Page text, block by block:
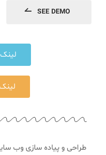
SEE DEMO
طراحی و پیاده سازی وب